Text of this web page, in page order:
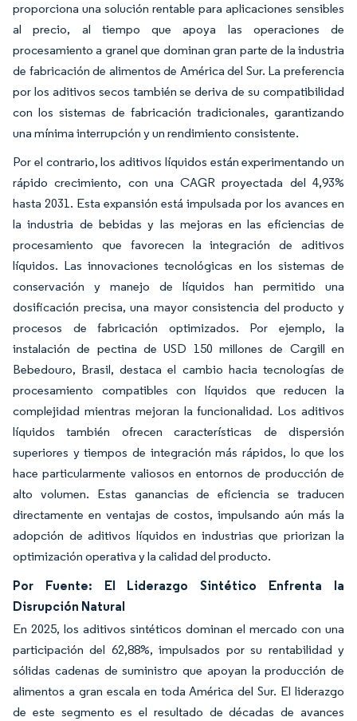
proporciona una solución rentable para aplicaciones sensibles
al precio, al tiempo que apoya las operaciones de
procesamiento a granel que dominan gran parte de la industria
de fabricación de alimentos de América del Sur. La preferencia
por los aditivos secos también se deriva de su compatibilidad
con los sistemas de fabricación tradicionales, garantizando
una mínima interrupción y un rendimiento consistente.
Por el contrario, los aditivos líquidos están experimentando un
rápido crecimiento, con una CAGR proyectada del 4,93%
hasta 2031. Esta expansión está impulsada por los avances en
la industria de bebidas y las mejoras en las eficiencias de
procesamiento que favorecen la integración de aditivos
líquidos. Las innovaciones tecnológicas en los sistemas de
conservación y manejo de líquidos han permitido una
dosificación precisa, una mayor consistencia del producto y
procesos de fabricación optimizados. Por ejemplo, la
instalación de pectina de USD 150 millones de Cargill en
Bebedouro, Brasil, destaca el cambio hacia tecnologías de
procesamiento compatibles con líquidos que reducen la
complejidad mientras mejoran la funcionalidad. Los aditivos
líquidos también ofrecen características de dispersión
superiores y tiempos de integración más rápidos, lo que los
hace particularmente valiosos en entornos de producción de
alto volumen. Estas ganancias de eficiencia se traducen
directamente en ventajas de costos, impulsando aún más la
adopción de aditivos líquidos en industrias que priorizan la
optimización operativa y la calidad del producto.
Por Fuente: El Liderazgo Sintético Enfrenta la
Disrupción Natural
En 2025, los aditivos sintéticos dominan el mercado con una
participación del 62,88%, impulsados por su rentabilidad y
sólidas cadenas de suministro que apoyan la producción de
alimentos a gran escala en toda América del Sur. El liderazgo
de este segmento es el resultado de décadas de avances